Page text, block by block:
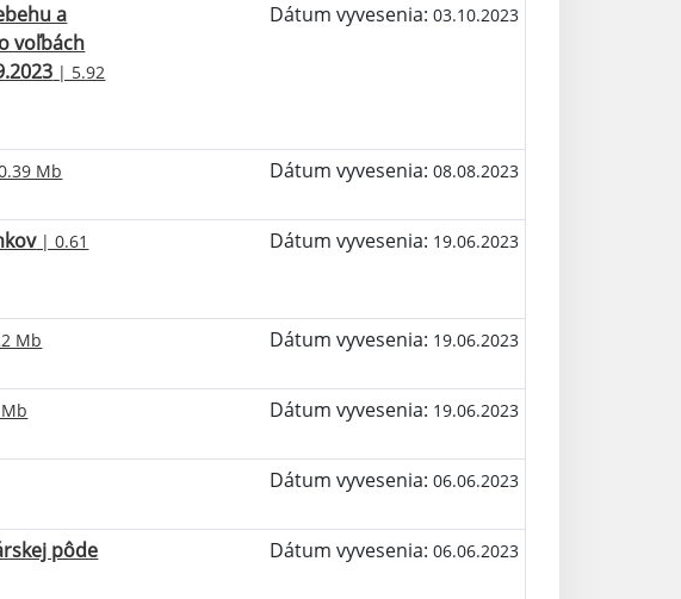
a
voľbách
| 5.92
Dátum vyvesenia: 03.10.2023
Mb Dátum vyvesenia: 08.08.2023
| 0.61
Dátum vyvesenia: 19.06.2023
Mb Dátum vyvesenia: 19.06.2023
Dátum vyvesenia: 19.06.2023
Dátum vyvesenia: 06.06.2023
pôde Dátum vyvesenia: 06.06.2023